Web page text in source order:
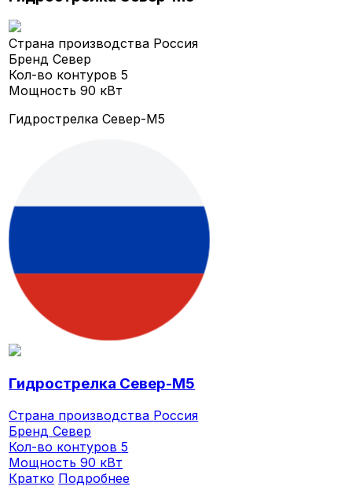
Страна производства Россия
БрендСевер
Кол-во контуров5
Мощность90 кВт
Гидрострелка Север-M5
Гидрострелка Север-M5
Страна производства Россия
БрендСевер
Кол-во контуров5
Мощность90 кВт
Кратко Подробнее